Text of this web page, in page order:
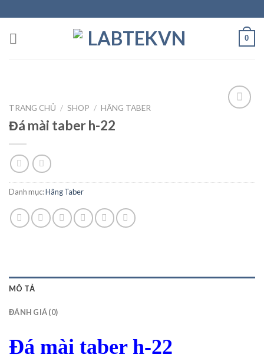
to
content
0
TRANG CHỦ / SHOP / HÃNG TABER
Đá mài taber h-22
Danh mục:Hãng Taber
MÔ TẢ
ĐÁNH GIÁ (0)
Đá mài taber h-22